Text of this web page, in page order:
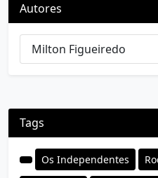
Autores
Milton Figueiredo
Tags
Os Independentes